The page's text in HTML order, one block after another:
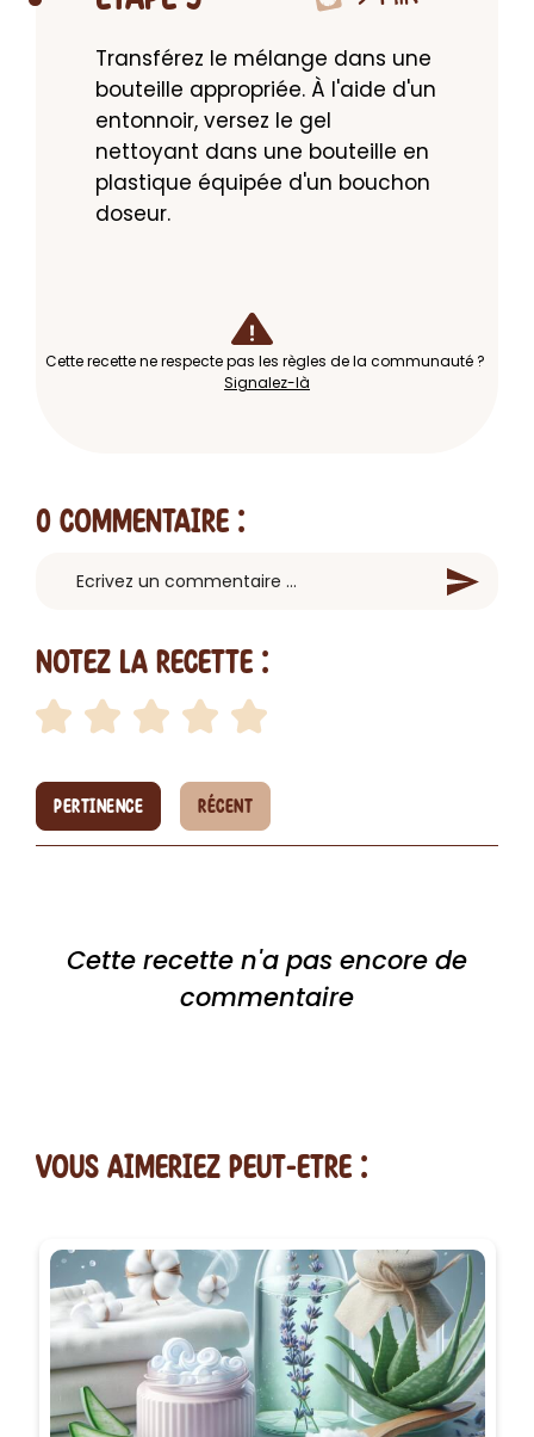
Transférez le mélange dans une
bouteille appropriée. À l'aide d'un
entonnoir, versez le gel
nettoyant dans une bouteille en
plastique équipée d'un bouchon
doseur.
Cette recette ne respecte pas les règles de la communauté ?
Signalez-là
0 Commentaire :
Notez la recette :
PERTINENCE RÉCENT
Cette recette n'a pas encore de
commentaire
vous AIMERiEZ PEUT-ETRE :